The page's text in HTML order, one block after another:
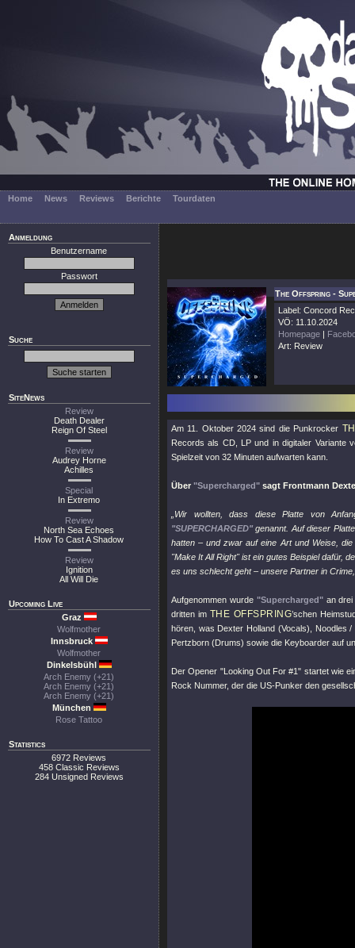
Home News Reviews Berichte Tourdaten
Anmeldung
Benutzername
Passwort
Suche
SiteNews
Review
Death Dealer
Reign Of Steel
Review
Audrey Horne
Achilles
Special
In Extremo
Review
North Sea Echoes
How To Cast A Shadow
Review
Ignition
All Will Die
Upcoming Live
Graz
Wolfmother
Innsbruck
Wolfmother
Dinkelsbühl
Arch Enemy (+21)
Arch Enemy (+21)
Arch Enemy (+21)
München
Rose Tattoo
Statistics
6972 Reviews
458 Classic Reviews
284 Unsigned Reviews
The Offspring -
Label: Concord
VÖ: 11.10.2024
Homepage |
Art: Review
Am 11. Oktober 2024 sind die Punkrocker
Records als CD, LP und in digitaler Variante
Spielzeit von 32 Minuten aufwarten kann.
Über "Supercharged" sagt Frontmann
„Wir wollten, dass diese Platte von
"SUPERCHARGED" genannt. Auf dieser
hatten – und zwar auf eine Art und Weise,
"Make It All Right"ist ein gutes Beispiel dafür,
es uns schlecht geht – unsere Partner in
Aufgenommen wurde "Supercharged"an drei
dritten im THE OFFSPRING’schen
hören, was Dexter Holland (Vocals), Noodles
Pertzborn (Drums) sowie die Keyboarder auf
Der Opener "Looking Out For #1" startet wie
Rock Nummer, der die US-Punker den